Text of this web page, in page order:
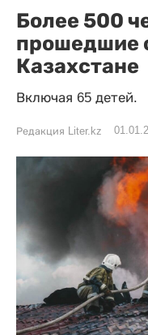
Более 500
прошедшие
Казахстане
Включая 65 детей.
Редакция Liter.kz